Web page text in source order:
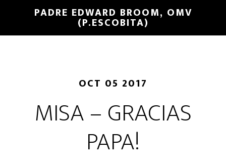
PADRE EDWARD BROOM, OMV
(P.ESCOBITA)
OCT 05 2017
MISA – GRACIAS
PAPA!